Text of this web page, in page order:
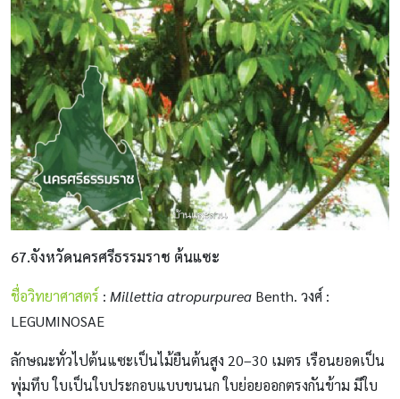
67.จังหวัดนครศรีธรรมราช ต้นแซะ
ชื่อวิทยาศาสตร์ : Millettia atropurpurea Benth. วงศ์ :
LEGUMINOSAE
ลักษณะทั่วไปต้นแซะเป็นไม้ยืนต้นสูง 20–30 เมตร เรือนยอดเป็น
พุ่มทึบ ใบเป็นใบประกอบแบบขนนก ใบย่อยออกตรงกันข้าม มีใบ